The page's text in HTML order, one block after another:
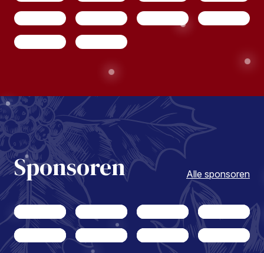
Sponsoren Alle sponsoren